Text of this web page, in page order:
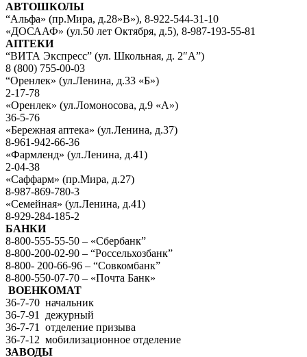
АВТОШКОЛЫ
“Альфа» (пр.Мира, д.28»В»), 8-922-544-31-10
«ДОСААФ» (ул.50 лет Октября, д.5), 8-987-193-55-81
АПТЕКИ
“ВИТА Экспресс” (ул. Школьная, д. 2″А”)
8 (800) 755-00-03
“Оренлек» (ул.Ленина, д.33 «Б»)
2-17-78
«Оренлек» (ул.Ломоносова, д.9 «А»)
36-5-76
«Бережная аптека» (ул.Ленина, д.37)
8-961-942-66-36
«Фармленд» (ул.Ленина, д.41)
2-04-38
«Саффарм» (пр.Мира, д.27)
8-987-869-780-3
«Семейная» (ул.Ленина, д.41)
8-929-284-185-2
БАНКИ
8-800-555-55-50 – «Сбербанк”
8-800-200-02-90 – “Россельхозбанк”
8-800- 200-66-96 – “Совкомбанк”
8-800-550-07-70 – «Почта Банк»
ВОЕНКОМАТ
36-7-70 начальник
36-7-91 дежурный
36-7-71 отделение призыва
36-7-12 мобилизационное отделение
ЗАВОДЫ